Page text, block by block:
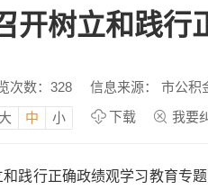
开树立和践
次数： 328 信息来源： 市公积
大 中 小 下载 我要
践行正确政绩观学习教育专